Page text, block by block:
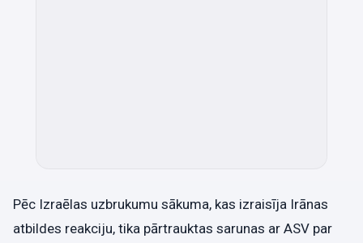
Pēc Izraēlas uzbrukumu sākuma, kas izraisīja Irānas
atbildes reakciju, tika pārtrauktas sarunas ar ASV par